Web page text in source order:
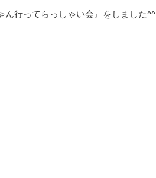
行ってらっしゃい会』をしました^^